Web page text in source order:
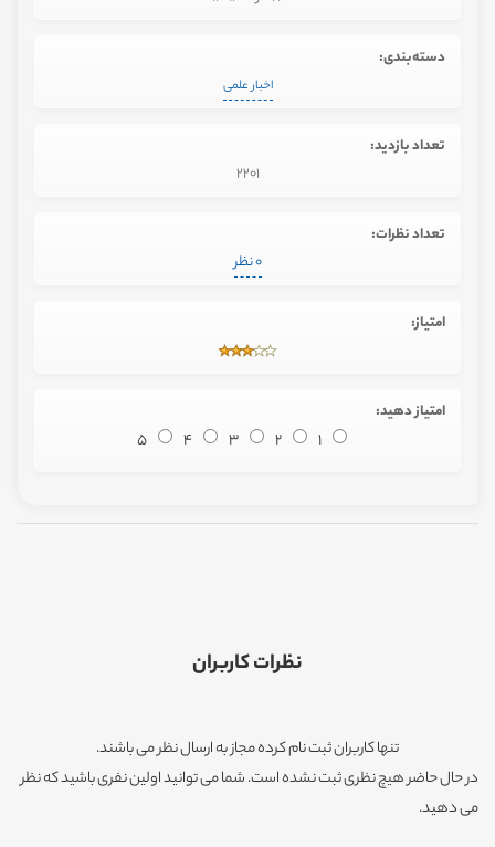
دسته‌بندی:
اخبار علمی
تعداد بازدید:
2201
تعداد نظرات:
0 نظر
امتیاز:
امتیاز دهید:
1
2
3
4
5
نظرات کاربران
تنها کاربران ثبت نام کرده مجاز به ارسال نظر می باشند.
در حال حاضر هیچ نظری ثبت نشده است. شما می توانید اولین نفری باشید که نظر
می دهید.